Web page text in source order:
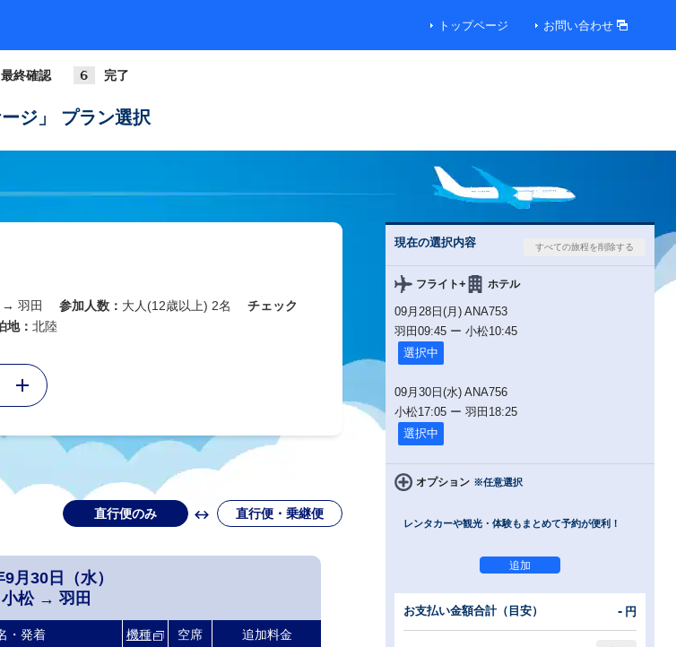
トップページ お問い合わせ
最終確認 完了
ジ」 プラン選択
羽田 参加人数： 大人(12歳以上) 2名
チェック
地： 北陸
直行便のみ 直行便・乗継便
月30日（水）
小松→ 羽田
・発着 機種 空席 追加料金
現在の選択内容
フライト+ ホテル
09月28日(月) ANA753
羽田 09:45 ー 小松10:45
選択中
09月30日(水) ANA756
小松17:05 ー 羽田 18:25
選択中
オプション ※任意選択
レンタカーや観光・体験もまとめて予約が便利！
お支払い金額合計（目安） - 円